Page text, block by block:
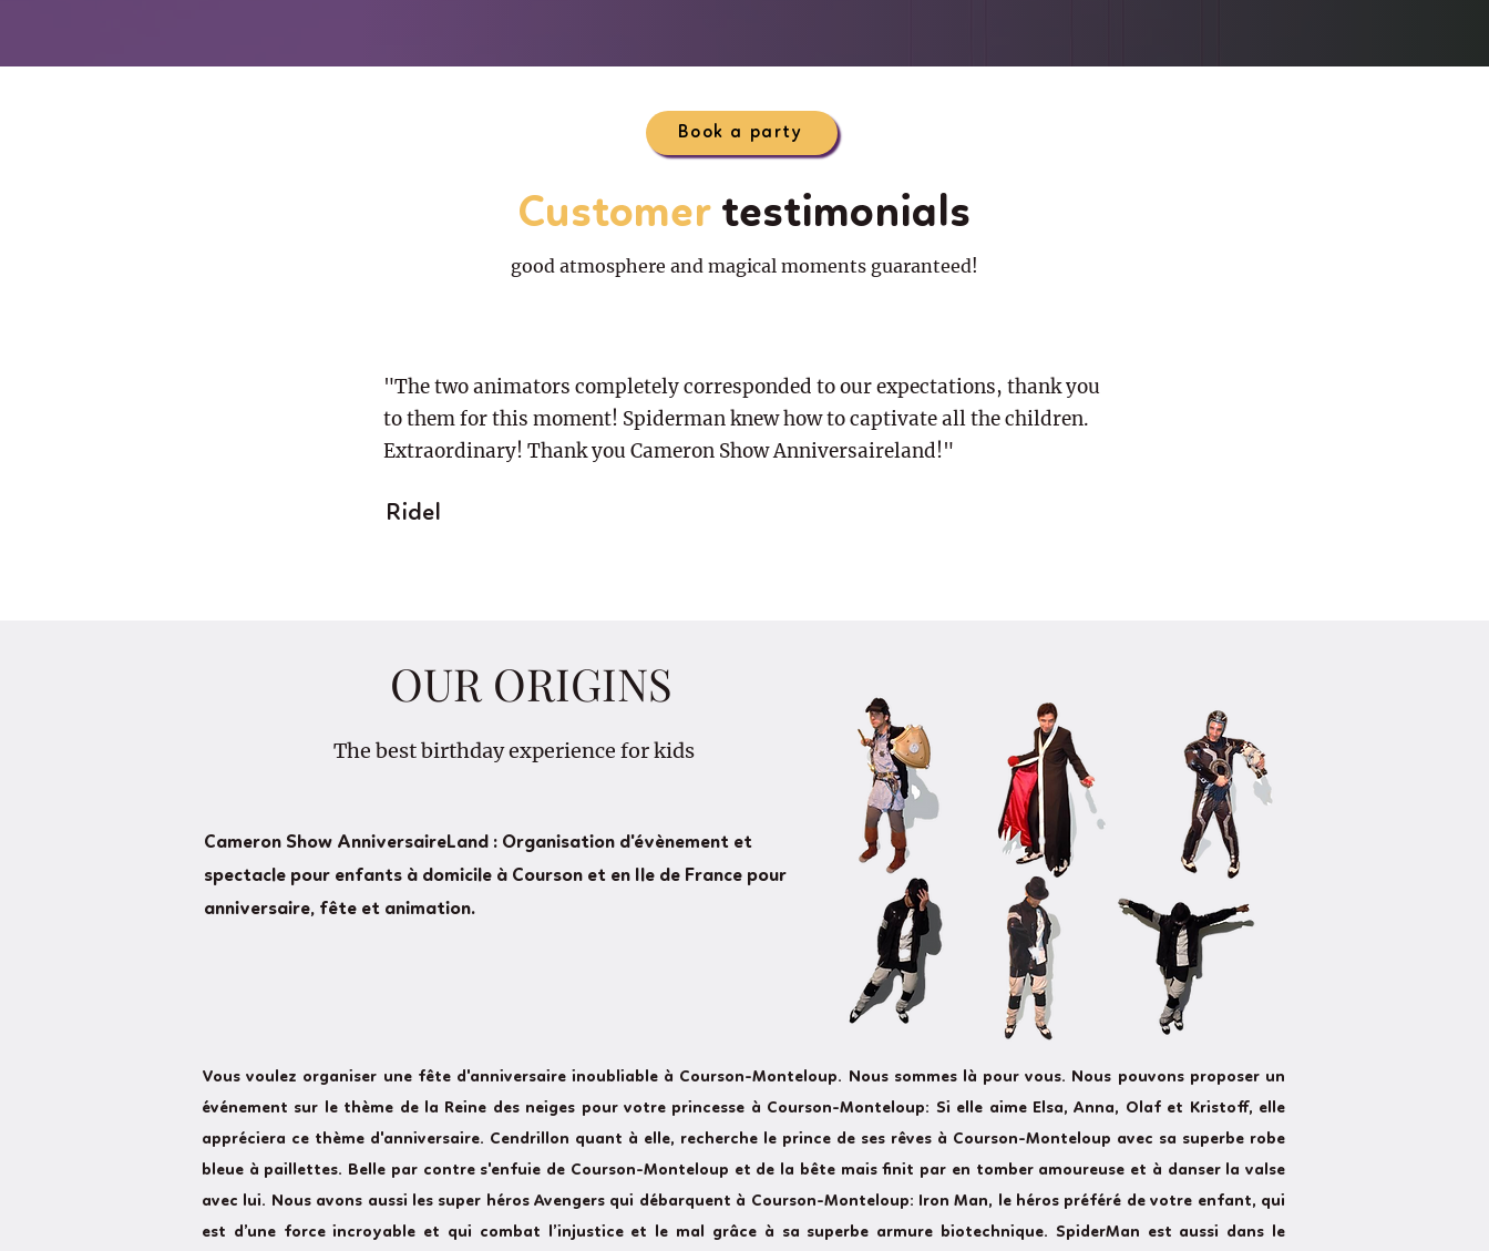
Book a party
Customertestimonials
good atmosphere and magical moments guaranteed!
"The two animators completely corresponded to our expectations, thank you
to them for this moment! Spiderman knew how to captivate all the children.
Extraordinary! Thank you Cameron Show Anniversaireland!"
Ridel
OUR ORIGINS
The best birthday experience for kids
Cameron Show AnniversaireLand : Organisation d'évènement et
spectacle pour enfants à domicile à Courson et en Ile de France pour
anniversaire, fête et animation.
Vous voulez organiser une fête d'anniversaire inoubliable à Courson-Monteloup. Nous sommes là pour vous. Nous pouvons proposer un
événement sur le thème de la Reine des neiges pour votre princesse à Courson-Monteloup: Si elle aime Elsa, Anna, Olaf et Kristoff, elle
appréciera ce thème d'anniversaire. Cendrillon quant à elle, recherche le prince de ses rêves à Courson-Monteloup avec sa superbe robe
bleue à paillettes. Belle par contre s'enfuie de Courson-Monteloup et de la bête mais finit par en tomber amoureuse et à danser la valse
avec lui. Nous avons aussi les super héros Avengers qui débarquent à Courson-Monteloup: Iron Man, le héros préféré de votre enfant, qui
est d’une force incroyable et qui combat l’injustice et le mal grâce à sa superbe armure biotechnique. SpiderMan est aussi dans le